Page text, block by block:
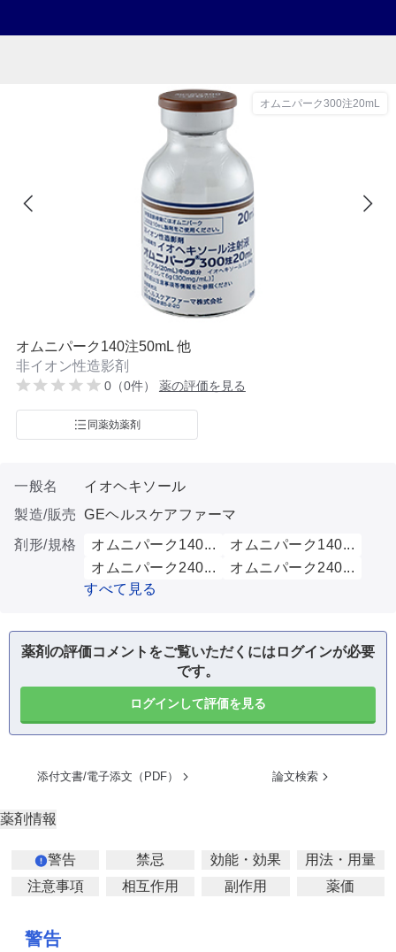
オムニパーク300注20mL
オムニパーク140注50mL 他
非イオン性造影剤
0（0件） 薬の評価を見る
同薬効薬剤
一般名
イオヘキソール
製造/販売 GEヘルスケアファーマ
剤形/規格
オムニパーク140...
オムニパーク140...
オムニパーク240...
オムニパーク240...
すべて見る
薬剤の評価コメントをご覧いただくにはログインが必要
です。
ログインして評価を見る
添付文書/電子添文（PDF） 論文検索
薬剤情報
警告 禁忌 効能・効果
用法・用量
注意事項
相互作用 副作用 薬価
警告